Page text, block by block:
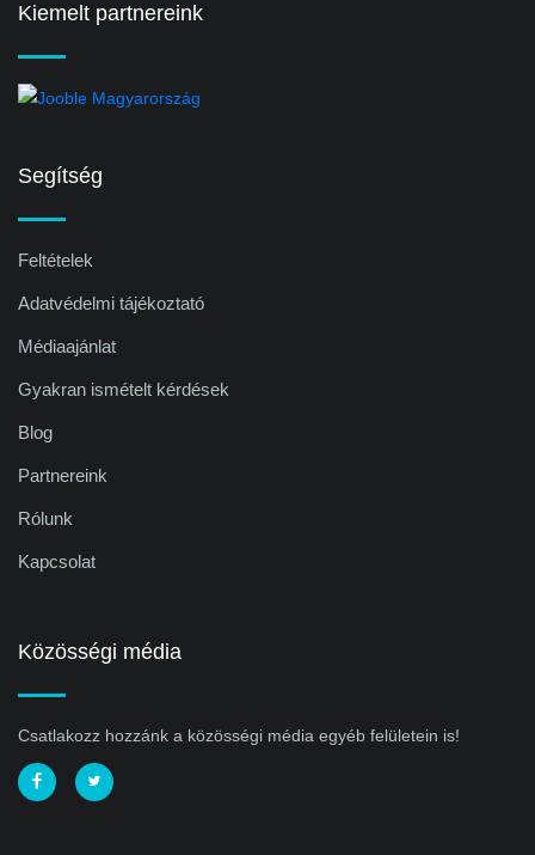
Kiemelt partnereink
Segítség
Feltételek
Adatvédelmi tájékoztató
Médiaajánlat
Gyakran ismételt kérdések
Blog
Partnereink
Rólunk
Kapcsolat
Közösségi média
Csatlakozz hozzánk a közösségi média egyéb felületein is!